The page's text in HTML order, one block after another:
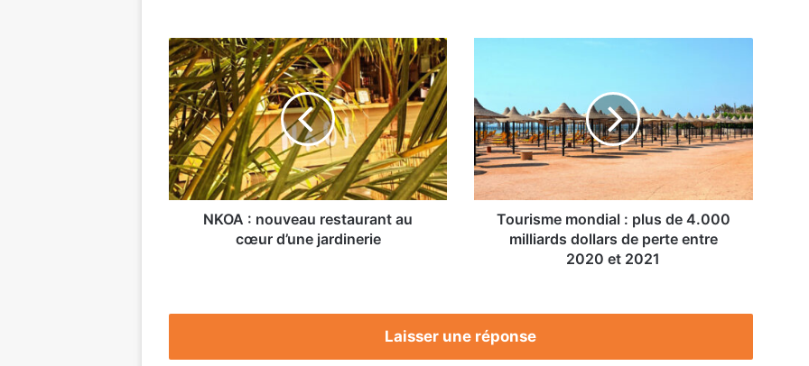
NKOA
:
nouveau
restaurant
au
cœur
d’une
jardinerie
NKOA : nouveau restaurant au
cœur d’une jardinerie
plus
de
4.000
milliards
dollars
de
perteTourisme mondial : plus de 4.000
milliards dollars de perte entre
2020 et 2021
Laisser une réponse